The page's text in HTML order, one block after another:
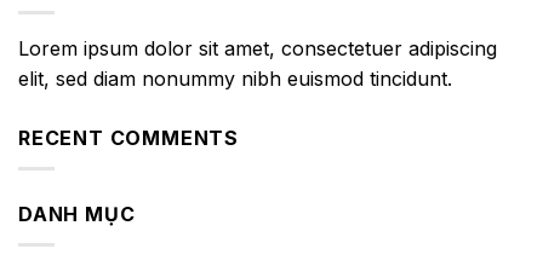
Lorem ipsum dolor sit amet, consectetuer adipiscing
elit, sed diam nonummy nibh euismod tincidunt.
RECENT COMMENTS
DANH MỤC